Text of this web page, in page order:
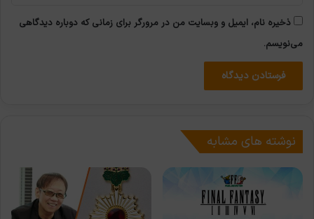
ذخیره نام، ایمیل و وبسایت من در مرورگر برای زمانی که دوباره دیدگاهی
می‌نویسم.
نوشته های مشابه